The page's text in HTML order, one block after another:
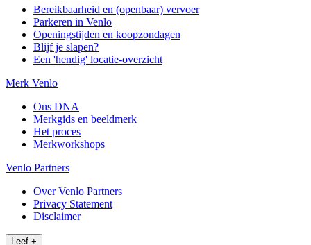
Bereikbaarheid en (openbaar) vervoer
Parkeren in Venlo
Openingstijden en koopzondagen
Blijf je slapen?
Een 'hendig' locatie-overzicht
Merk Venlo
Ons DNA
Merkgids en beeldmerk
Het proces
Merkworkshops
Venlo Partners
Over Venlo Partners
Privacy Statement
Disclaimer
Leef +